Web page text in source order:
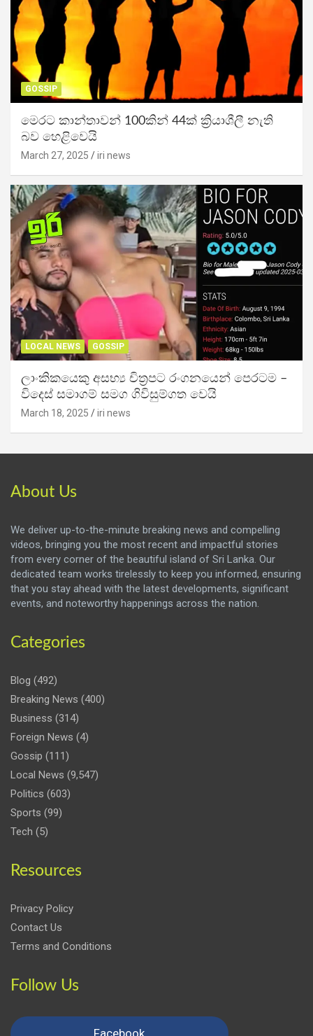
GOSSIP
මෙරට කාන්තාවන් 100කින් 44ක් ක්‍රියාශීලී නැති
බව හෙළිවෙයි
March 27, 2025 iri news
LOCAL NEWS GOSSIP
ලාංකිකයෙකු අසභ්‍ය චිත්‍රපට රංගනයෙන් පෙරටම –
විදෙස් සමාගම් සමග ගිවිසුම්ගත වෙයි
March 18, 2025 iri news
About Us
We deliver up-to-the-minute breaking news and compelling
videos, bringing you the most recent and impactful stories
from every corner of the beautiful island of Sri Lanka. Our
dedicated team works tirelessly to keep you informed, ensuring
that you stay ahead with the latest developments, significant
events, and noteworthy happenings across the nation.
Categories
Blog (492)
Breaking News (400)
Business (314)
Foreign News (4)
Gossip (111)
Local News (9,547)
Politics (603)
Sports (99)
Tech (5)
Resources
Privacy Policy
Contact Us
Terms and Conditions
Follow Us